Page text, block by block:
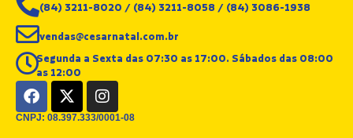
(84) 3211-8020 / (84) 3211-8058 / (84) 3086-1938
vendas@cesarnatal.com.br
Segunda a Sexta das 07:30 as 17:00. Sábados das 08:00
as 12:00
F
a
c
X
-
t
I
n
s
CNPJ: 08.397.333/0001-08